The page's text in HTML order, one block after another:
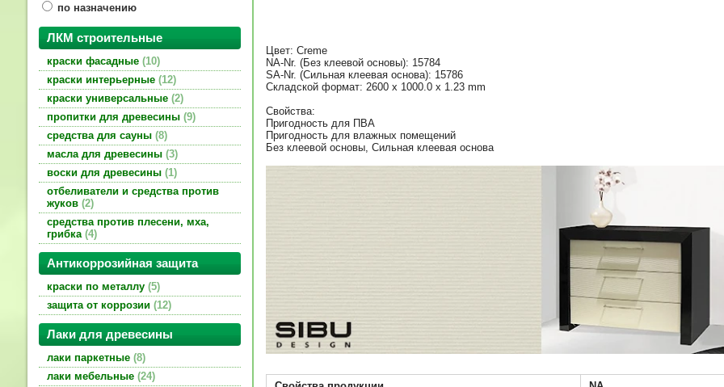
по назначению
ЛКМ строительные
краски фасадные 10
краски интерьерные 12
краски универсальные 2
пропитки для древесины 9
средства для сауны 8
масла для древесины 3
воски для древесины 1
отбеливатели и средства против
жуков 2
средства против плесени, мха,
грибка 4
Антикоррозийная защита
краски по металлу 5
защита от коррозии 12
Лаки для древесины
лаки паркетные 8
лаки мебельные 24
Цвет: Creme
NA-Nr. (Без клеевой основы): 15784
SA-Nr. (Сильная клеевая основа): 15786
Складской формат: 2600 x 1000.0 x 1.23 mm
Свойства:
Пригодность для ПВА
Пригодность для влажных помещений
Без клеевой основы, Сильная клеевая основа